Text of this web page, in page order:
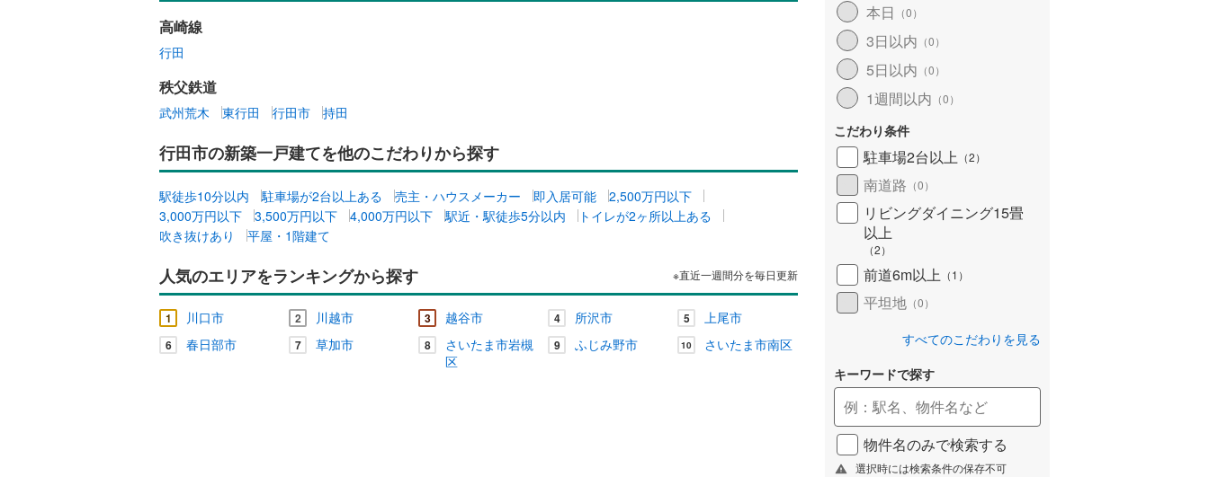
高崎線
行田
秩父鉄道
武州荒木 東行田 行田市 持田
行田市の新築一戸建てを他のこだわりから探す
駅徒歩10分以内 駐車場が2台以上ある 売主・ハウスメーカー 即入居可能
2,500万円以下
3,000万円以下
3,500万円以下 4,000万円以下 駅近・駅徒歩5分以内
トイレが2ヶ所以上ある
吹き抜けあり
平屋・1階建て
人気のエリアをランキングから探す ※直近一週間分を毎日更新
1 川口市 2 川越市 3 越谷市 4 所沢市 5 上尾市
6 春日部市 7 草加市 8
さいたま市岩槻
区
9 ふじみ野市 10 さいたま市南区
本日 （0）
3日以内 （0）
5日以内 （0）
1週間以内 （0）
こだわり条件
駐車場2台以上 （2）
南道路 （0）
リビングダイニング15畳
以上
（2）
前道6m以上 （1 ）
平坦地 （0）
すべてのこだわりを見る
キーワードで探す
物件名のみで検索する
選択時には検索条件の保存不可